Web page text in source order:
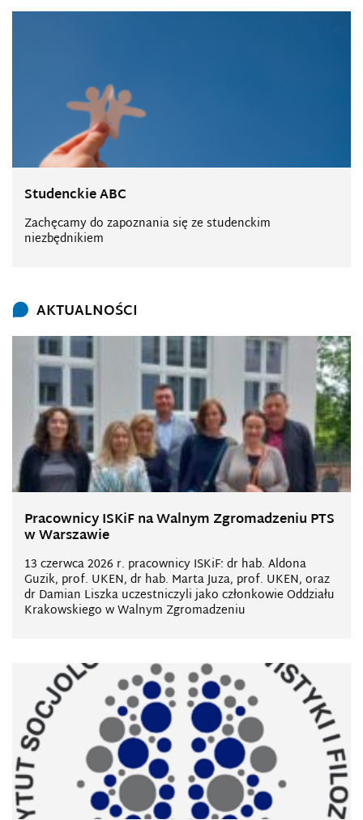
Studenckie ABC
Zachęcamy do zapoznania się ze studenckim
niezbędnikiem
AKTUALNOŚCI
Pracownicy ISKiF na Walnym Zgromadzeniu PTS
w Warszawie
13 czerwca 2026 r. pracownicy ISKiF: dr hab. Aldona
Guzik, prof. UKEN, dr hab. Marta Juza, prof. UKEN, oraz
dr Damian Liszka uczestniczyli jako członkowie Oddziału
Krakowskiego w Walnym Zgromadzeniu